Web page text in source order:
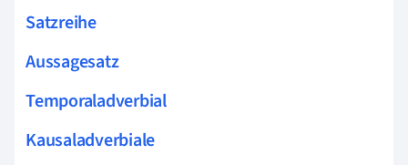
Satzreihe
Aussagesatz
Temporaladverbial
Kausaladverbiale